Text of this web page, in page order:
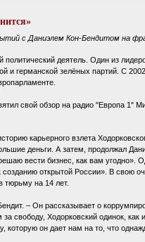
с Даниэлем Кон-Бендитом на
политический деятель. Один из
и германской зелёных партий. С
свой обзор на радио "Европа 1"
карьерного взлета
деньги. А затем, продолжал
вести бизнес, как вам угодно».
открытой России». В свою
тюрьму на 14 лет.
– Он рассказывает о
свободу, Ходорковский одинок, как
которую он дает нам на то, что